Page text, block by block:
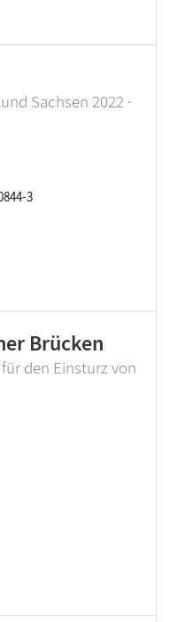
Sachsen 2022 ·
3
Brücken
den Einsturz von